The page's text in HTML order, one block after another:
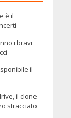
è il
i bravi
il
il clone
stracciato